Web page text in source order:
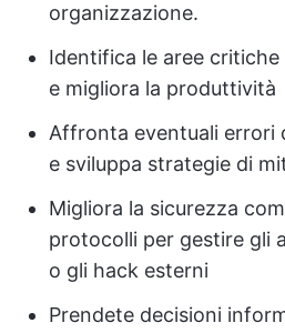
organizzazione.
Identifica le aree
e migliora la produttività
Affronta eventuali errori
e sviluppa strategie di
Migliora la sicurezza
protocolli per gestire gli
o gli hack esterni
Prendete decisioni